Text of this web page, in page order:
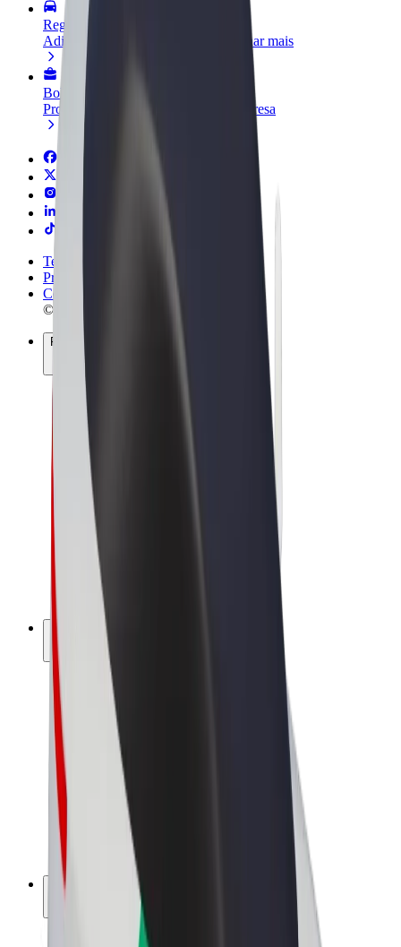
Registe-se como gestor de frota
Adicione a sua frota à Bolt para ganhar mais
Bolt for Business
Produtos da Bolt ajustados à sua empresa
Termos & Condições
Privacidade
Cookies
© 2026 Bolt Technology OÜ
Produtos
Viagens
Trotinetes
Bolt Market
Bolt Food
Bolt Drive
Bolt for Business
Bicicletas
Bolt Plus
Ganhe com a Bolt
Motoristas
Ganhos de motorista
Estafetas
Ganhos de estafeta
Comerciantes Bolt Food
Franchises
Empresa